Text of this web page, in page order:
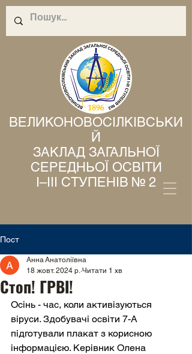
ВЕЛИКОНОВОСІЛКІВСЬКИ
Й
ЗАКЛАД ЗАГАЛЬНОЇ
СЕРЕДНЬОЇ ОСВІТИ
І–ІІІ СТУПЕНІВ № 2
Пост
Стоп! ГРВІ!
Анна Анатоліївна
18 жовт. 2024 р. Читати 1 хв
Осінь - час, коли активізуються
віруси. Здобувачі освіти 7-А
підготували плакат з корисною
інформацією. Керівник Олена